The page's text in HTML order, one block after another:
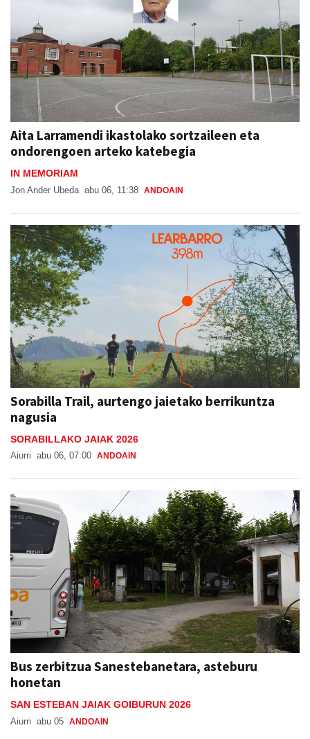
Aita Larramendi ikastolako sortzaileen eta
ondorengoen arteko katebegia
IN MEMORIAM
Jon Ander Ubeda abu 06, 11:38 ANDOAIN
Sorabilla Trail, aurtengo jaietako berrikuntza
nagusia
SORABILLAKO JAIAK 2026
Aiurri abu 06, 07:00 ANDOAIN
Bus zerbitzua Sanestebanetara, asteburu
honetan
SAN ESTEBAN JAIAK GOIBURUN 2026
Aiurri abu 05 ANDOAIN